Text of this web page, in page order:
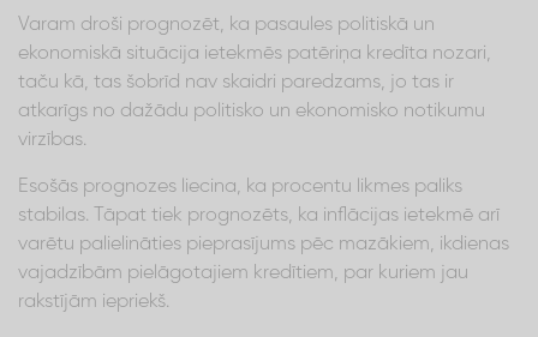
Varam droši prognozēt, ka pasaules politiskā un
ekonomiskā situācija ietekmēs patēriņa kredīta nozari,
taču kā, tas šobrīd nav skaidri paredzams, jo tas ir
atkarīgs no dažādu politisko un ekonomisko notikumu
virzības.
Esošās prognozes liecina, ka procentu likmes paliks
stabilas. Tāpat tiek prognozēts, ka inflācijas ietekmē arī
varētu palielināties pieprasījums pēc mazākiem, ikdienas
vajadzībām pielāgotajiem kredītiem, par kuriem jau
rakstījām iepriekš.